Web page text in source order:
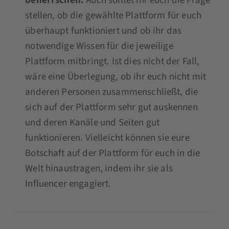
stellen, ob die gewählte Plattform für euch
überhaupt funktioniert und ob ihr das
notwendige Wissen für die jeweilige
Plattform mitbringt. Ist dies nicht der Fall,
wäre eine Überlegung, ob ihr euch nicht mit
anderen Personen zusammenschließt, die
sich auf der Plattform sehr gut auskennen
und deren Kanäle und Seiten gut
funktionieren. Vielleicht können sie eure
Botschaft auf der Plattform für euch in die
Welt hinaustragen, indem ihr sie als
Influencer engagiert.